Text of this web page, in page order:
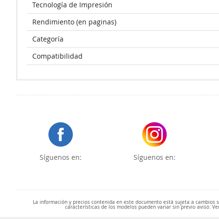
Tecnología de Impresión
Rendimiento (en paginas)
Categoría
Compatibilidad
Síguenos en: Síguenos en:
La información y precios contenida en este documento está sujeta a
características de los modelos pueden variar sin previo aviso.